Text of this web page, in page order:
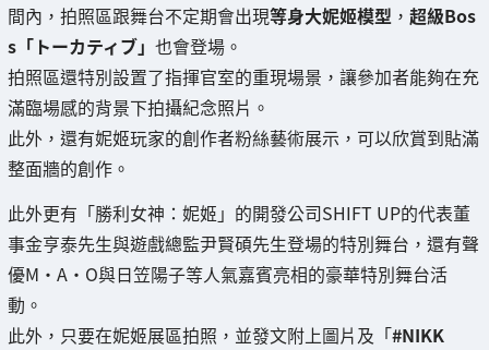
間內，拍照區跟舞台不定期會出現等身大妮姬模型 ， 超級Bos
s「トーカティブ」 也會登場。
拍照區還特別設置了指揮官室的重現場景，讓參加者能夠在充
滿臨場感的背景下拍攝紀念照片。
此外，還有妮姬玩家的創作者粉絲藝術展示，可以欣賞到貼滿
整面牆的創作。
此外更有「勝利女神：妮姬」的開發公司SHIFT UP的代表董
事金亨泰先生與遊戲總監尹賢碩先生登場的特別舞台，還有聲
優M・A・O與日笠陽子等人氣嘉賓亮相的豪華特別舞台活
動。
此外，只要在妮姬展區拍照，並發文附上圖片及「#NIKK